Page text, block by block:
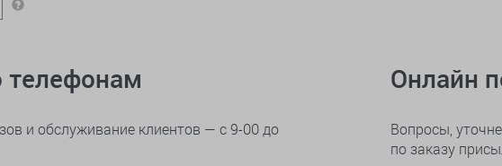
телефонам
и обслуживание клиентов — с 9-00 до
Онлайн
Вопросы,
по заказу